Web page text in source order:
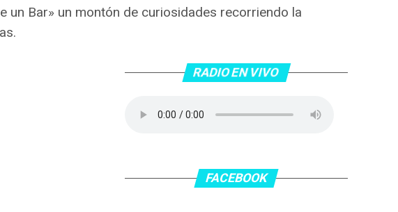
un Bar» un montón de curiosidades recorriendo la
RADIO EN VIVO
FACEBOOK